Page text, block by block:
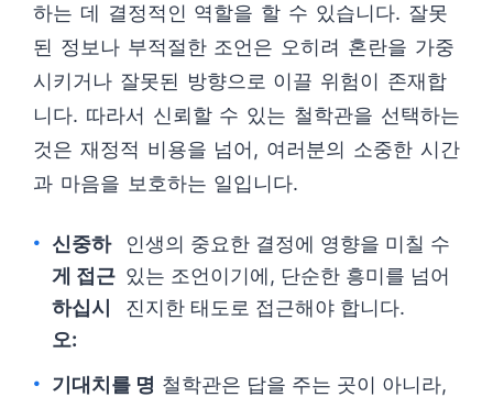
하는 데 결정적인 역할을 할 수 있습니다. 잘못
된 정보나 부적절한 조언은 오히려 혼란을 가중
시키거나 잘못된 방향으로 이끌 위험이 존재합
니다. 따라서 신뢰할 수 있는 철학관을 선택하는
것은 재정적 비용을 넘어, 여러분의 소중한 시간
과 마음을 보호하는 일입니다.
신중하
게 접근
하십시
오:
인생의 중요한 결정에 영향을 미칠 수
있는 조언이기에, 단순한 흥미를 넘어
진지한 태도로 접근해야 합니다.
기대치를 명 철학관은 답을 주는 곳이 아니라,